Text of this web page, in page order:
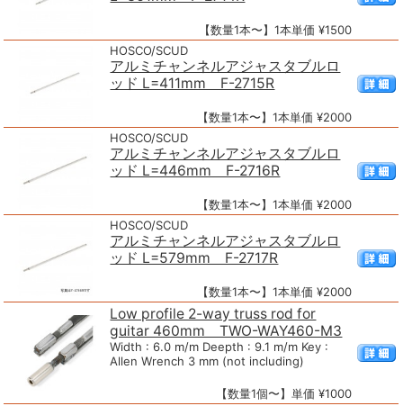
【数量1本〜】1本単価 ¥1500
HOSCO/SCUD
アルミチャンネルアジャスタブルロ
ッド L=411mm F-2715R
【数量1本〜】1本単価 ¥2000
HOSCO/SCUD
アルミチャンネルアジャスタブルロ
ッド L=446mm F-2716R
【数量1本〜】1本単価 ¥2000
HOSCO/SCUD
アルミチャンネルアジャスタブルロ
ッド L=579mm F-2717R
【数量1本〜】1本単価 ¥2000
Low profile 2-way truss rod for
guitar 460mm TWO-WAY460-M3
Width : 6.0 m/m Deepth : 9.1 m/m Key :
Allen Wrench 3 mm (not including)
【数量1個〜】単価 ¥1000